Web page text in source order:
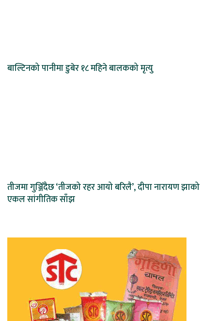
बाल्टिनको पानीमा डुबेर १८ महिने बालकको मृत्यु
तीजमा गुञ्जिँदैछ ‘तीजको रहर आयो बरिलै’, दीपा नारायण झाको
एकल सांगीतिक साँझ